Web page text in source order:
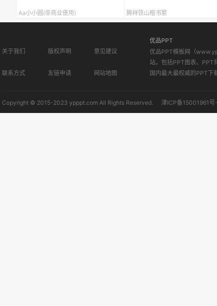
Aa小小圆(非商业使用) 腾祥铁山楷书繁
关于我们 版权声明 意见建议
联系方式 友链申请 网站地图
优品PPT
优品PPT模板网（
站。包括PPT图表、PPT
国内最大最权威的PPT下
Copyright © 2015-2023 ypppt.com All Rights Reserved. 津ICP备15001961号